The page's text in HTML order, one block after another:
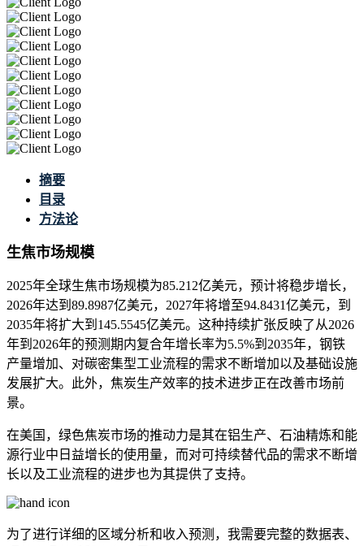
摘要
目录
方法论
生焦市场规模
2025年全球生焦市场规模为85.212亿美元，预计将稳步增长，
2026年达到89.8987亿美元，2027年将增至94.8431亿美元，到
2035年将扩大到145.5545亿美元。这种持续扩张反映了从2026
年到2026年的预测期内复合年增长率为5.5%到2035年，钢铁
产量增加、对碳密集型工业流程的需求不断增加以及基础设施
发展扩大。此外，焦炭生产效率的技术进步正在改善市场前
景。
在美国，绿色焦炭市场的推动力是其在铝生产、石油精炼和能
源行业中日益增长的使用量，而对可持续替代品的需求不断增
长以及工业流程的进步也为其提供了支持。
为了进行详细的区域分析和收入预测，我需要完整的数据表、